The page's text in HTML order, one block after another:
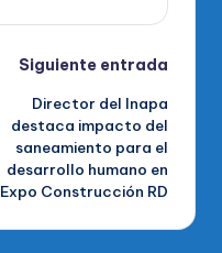
Siguiente entrada
Director del Inapa
destaca impacto del
saneamiento para el
desarrollo humano en
Expo Construcción RD